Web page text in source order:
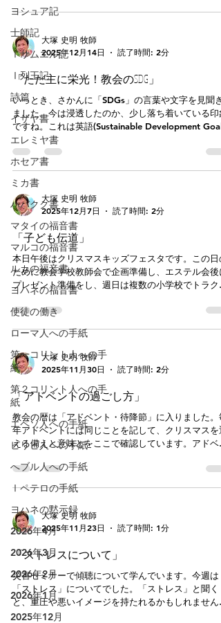
ヨシュア記
士師記
Ⅰサムエル記
Ⅰ列王記
詩篇
イザヤ書
エレミヤ書
ホセア書
ミカ書
ハバクク書
マタイの福音書
マルコの福音書
ルカの福音書
ヨハネの福音書
使徒の働き
ローマ人への手紙
第一コリント人への手
紙
第２コリント人への手
紙
エペソ人への手紙
ピリピ人への手紙
へブル人への手紙
Ⅰペテロの手紙
ヨハネの黙示録
2026年4月
2026年3月
2026年2月
2026年1月
2025年12月
より教会の新たなかたちも見えつつあります。この
とを主に感謝したいと思います。 海外から2，10
韓国釜山・ホサナ教会、
り」として「主の祈り」とともに重宝されてきまし
めでとう、マリア」。この祈りに合わせシューベル
やグノー、ブラームスらが作曲しています。 聖書
は、天使のことばの後マリアは「ひどく戸惑って」
え込みます。マリアを説得するように、御使いガブ
エルは「神にとって不可能なことは何もありません
(1:37)と告げました。処女で身ごもることは、人間に
とって理解不能です。しかし「神にとって不可能な
とは何もない」「 神さまだからできる 」というのが
マリアの信仰を後押ししました。マリアは「私は主
はしためです。どうぞ、あなたのおことばどおり、
の身になりますように。」と応答します。すると、
的を果たした御使いはそこを去ります。 さて、話
変わってビートルズの「レット
大塚 史明 牧師
2025年12月14日
読了時間: 2分
「ただ主に栄光！教会のSDG」
いっとき、さかんに「SDGs」の言葉や文字を見聞き
ました。今は浸透したのか、少し落ち着いている印
ですね。これは英語(Sustainable Development
の頭文字を取ったもので「持続可能な開発目標」の
味。2015年に国連サミットで決議された目標の総称
貧困や飢餓、ジェンダー平等や環境、教育や福祉と
った世界的な問題や課題を国際社会全体で解消して
く取り組みで、期限は2030年までです。あと5年で
す。人類の問題の解決に向けて積極的な姿勢を持つ
とを略語やデザインで周知させています。 実は教
にも「SDG」があるのをご存知でしょうか。教会の
SDG(Soli Deo Gloria)は「ただ神のみに栄光を」で、
はラテン語になります。宗教改革を契機に使い始め
れましたが、大衆に浸透したのは20世紀に入ってか
です。教会音楽家のバッハは、ほぼすべての楽譜に
筆で「Soli Deo Gloria」とサインしました。彼が作曲
したものが自分の名誉や功績のためではなく、ただ
うにと願って
大塚 史明 牧師
2025年12月7日
読了時間: 2分
「子ども伝道」
本日午後はクリスマスキッズフェスタです。この日
ために教会学校教師会で企画準備し、エステル会後
プレゼント準備をし、週日は複数の小学校でトラク
配布を行いました。ぜひそれぞれの奉仕者をねぎら
てください。そして、本日午後に参加くださいます
一番の奉仕です。そして、来られた親御さんたちと
いさつを交わすことができたら最高です。教会が初
て、あるいは慣れていない人々に影響を与えるのは
印刷物を100枚読むよりも、一人のクリスチャンにふ
れる方がはるかに効果的です。帰宅後に集会の様子
声をかけてくださった人たちのことを思い出すに違
ありません。そして、それが次の一歩につながって
きます。 そのために、まずキッズフェスタのよう
集いがあることをお知らせし、手元に招待状を届け
週もあります。イヴ礼拝のトラクトを持ってともに
かけましょう。一人では腰が重いときもありますが
一緒にやる機会があれば力も勇気も与えられます。
ラクト一通お渡しするのにも、「自分ではできな
大塚 史明 牧師
2025年11月30日
読了時間: 2分
「アドベントの過ごし方」
教会の暦は「アドベント・待降節」に入りました。
年アドベントには同じことを記して、クリスマスを
える備えと意味とをここで確認しています。アドベ
の降誕を待ち望む期間を言います。「アドベント」
語源はラテン語の「アドベニオー＝立ち起こる」と
う語。ここからアドベンチャー・冒険・adventure
う言葉が派生しています。冒険と聞くとワクワクと
た旅を思い浮かべますが、一歩先には何が起こるの
分からない漠然とした不安もあります。 聖書は私
ちの人生を「旅」にたとえています（詩篇119:19、
ブル11:13等）。私たちの人生は歓喜もあれば、不安
や試練もあります。ただし、私たちの冒険はどこへ
きつくのか見当がつかないものでは決してありませ
ん。私たちの人生の冒険はイエスさまを礼拝し、お
いするという最高の目的・ゴールがあるのです。そ
大塚 史明 牧師
2025年11月23日
読了時間: 1分
「ストレスについて」
災害セミナーで傾聴について学んでいます。今週は
「ストレス」についてでした。「ストレス」と聞く
と、重圧や悪いイメージを持たれるかもしれません
が、実は大きく2種類に分けることができるそうです